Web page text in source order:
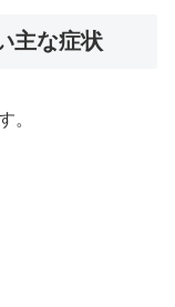
主な症状
。